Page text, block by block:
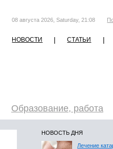
08 августа 2026, Saturday, 21:08
НОВОСТИ | СТАТЬИ |
Образование, работа
НОВОСТЬ ДНЯ
Лечение